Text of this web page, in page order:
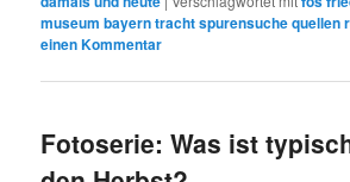
museum bayern tracht spurensuche quellen
einen Kommentar
Fotoserie: Was ist